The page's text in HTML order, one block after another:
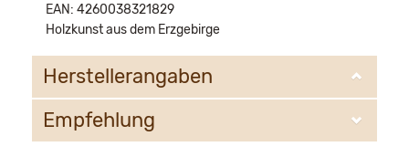
EAN: 4260038321829
Holzkunst aus dem Erzgebirge
Herstellerangaben
Saico GmbH Seiffen
Empfehlung